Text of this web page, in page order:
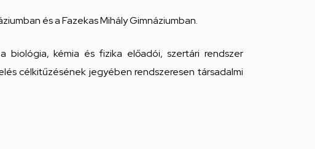
és a Fazekas Mihály Gimnáziumban.
kémia és fizika előadói, szertári rendszer
célkitűzésének jegyében rendszeresen társadalmi